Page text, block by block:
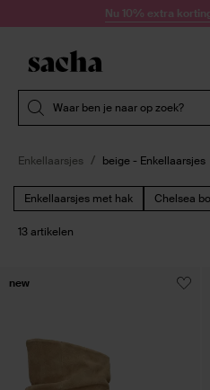
Doorgaan naar artikel
Nu 10% extra
Waar ben je naar op zoek?
Enkellaarsjes beige - Enkellaarsjes
Enkellaarsjes met hak Chelsea
13 artikelen
new